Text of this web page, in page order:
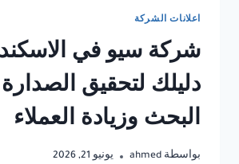
اعلانات الشركة
شركة سيو في
دليلك لتحقيق
البحث وزيادة العملاء
بواسطة ahmed يونيو 21, 2026